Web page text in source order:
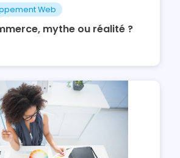
Web
mythe ou réalité ?